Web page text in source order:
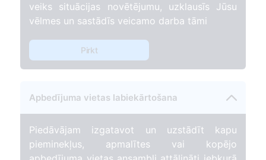
veiks situācijas novētējumu, uzklausīs Jūsu
vēlmes un sastādīs veicamo darba tāmi
Pirkt
Apbedījuma vietas labiekārtošana
Piedāvājam izgatavot un uzstādīt kapu
pieminekļus, apmalītes vai kopējo